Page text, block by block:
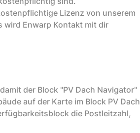
Lizenz von unserem
wird Enwarp Kontakt mit dir
der Block "PV Dach Navigator"
auf der Karte im Block PV Dach
die Postleitzahl,